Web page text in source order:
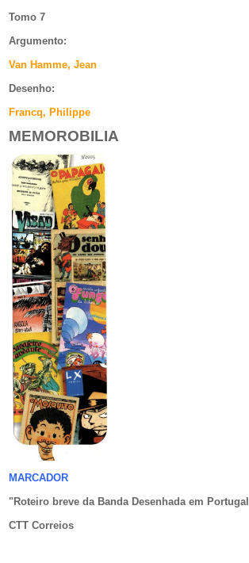
Tomo 7
Argumento:
Van Hamme, Jean
Desenho:
Francq, Philippe
MEMOROBILIA
MARCADOR
"Roteiro breve da Banda Desenhada em Portugal
CTT Correios